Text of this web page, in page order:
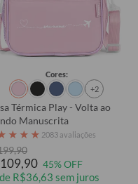
Cores:
+2
Térmica Play - Volta ao
Manuscrita
★ ★ ★ 2083 avaliações
45% OFF
R$36,63 sem juros